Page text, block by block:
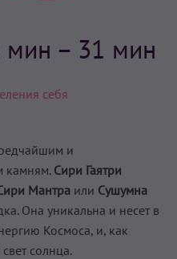
мин – 31 мин
себя
и
камням. Сири Гаятри
Мантра или Сушумна
Она уникальна и несет в
Космоса, и, как
солнца.